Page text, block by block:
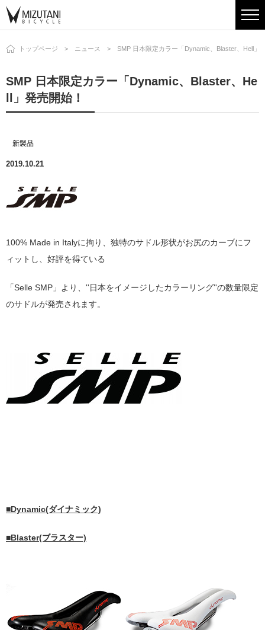
トップページ ニュース SMP 日本限定カラー「Dynamic、Blaster、Hell」
SMP 日本限定カラー「Dynamic、Blaster、He
ll」発売開始！
新製品
2019.10.21
100% Made in Italyに拘り、独特のサドル形状がお尻のカーブにフ
ィットし、好評を得ている
「Selle SMP」より、''日本をイメージしたカラーリング''の数量限定
のサドルが発売されます。
■Dynamic(ダイナミック)
■Blaster(ブラスター)